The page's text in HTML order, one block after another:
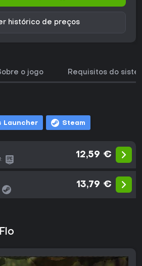
histórico de preços
o jogo Requisitos do
Launcher Steam
12,59 €
13,79 €